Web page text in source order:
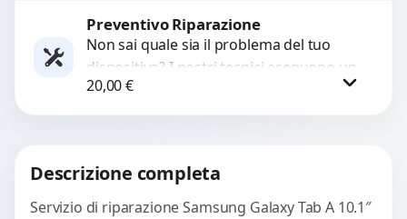
Procedi
Preventivo Riparazione
Non sai quale sia il problema del tuo
dispositivo? I nostri tecnici eseguono un
check-up completo con strumenti
avanzati per...
20,00€
Descrizione completa
Servizio di riparazione Samsung Galaxy Tab A 10.1″